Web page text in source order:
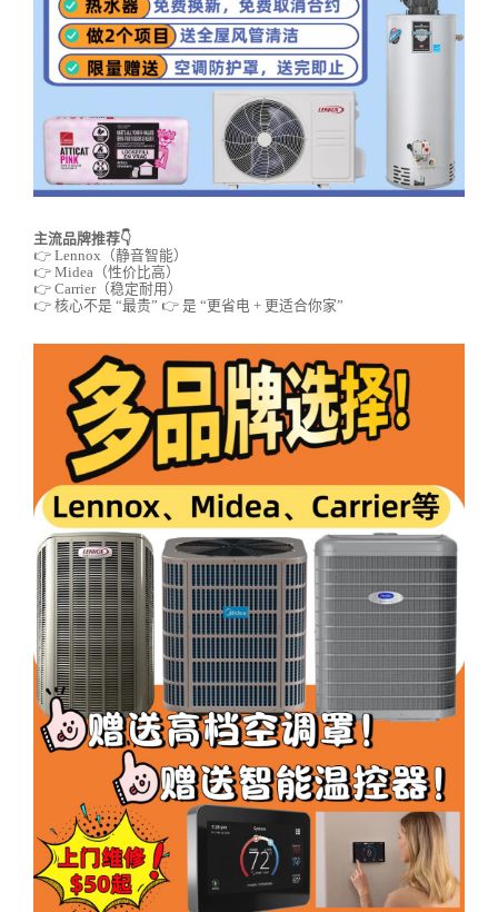
主流品牌推荐👇
👉 Lennox（静音智能）
👉 Midea（性价比高）
👉 Carrier（稳定耐用）
👉 核心不是 “最贵” 👉 是 “更省电 + 更适合你家”